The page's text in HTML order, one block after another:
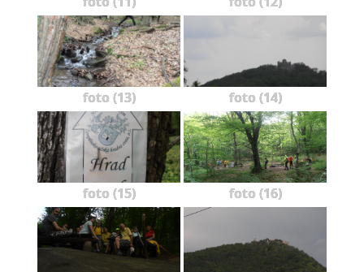
foto (13) foto (14)
foto (15) foto (16)